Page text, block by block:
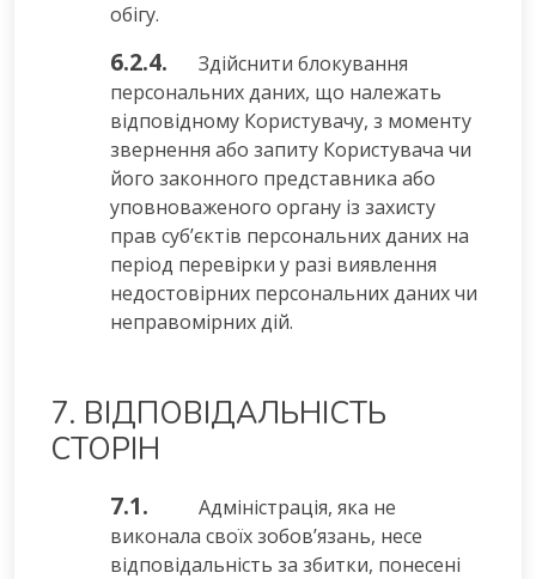
обігу.
6.2.4.
Здійснити блокування
персональних даних, що належать
відповідному Користувачу, з моменту
звернення або запиту Користувача чи
його законного представника або
уповноваженого органу із захисту
прав суб’єктів персональних даних на
період перевірки у разі виявлення
недостовірних персональних даних чи
неправомірних дій.
7. ВІДПОВІДАЛЬНІСТЬ
СТОРІН
7.1.
Адміністрація, яка не
виконала своїх зобов’язань, несе
відповідальність за збитки, понесені